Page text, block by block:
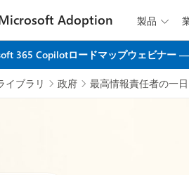
Adoption 製品 
365 Copilotロードマップウェビナー
イブラリ  政府  最高情報責任者の一日